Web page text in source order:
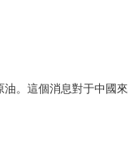
。這個消息對于中國